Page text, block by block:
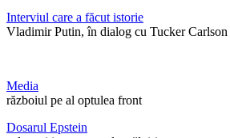
Interviul care a făcut istorie
Vladimir Putin, în dialog cu Tucker Carlson
Media
războiul pe al optulea front
Dosarul Epstein